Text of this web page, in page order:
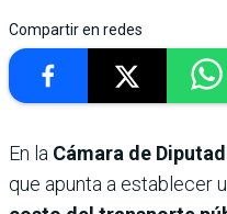
Compartir en redes
En la Cámara de
que apunta a establecer